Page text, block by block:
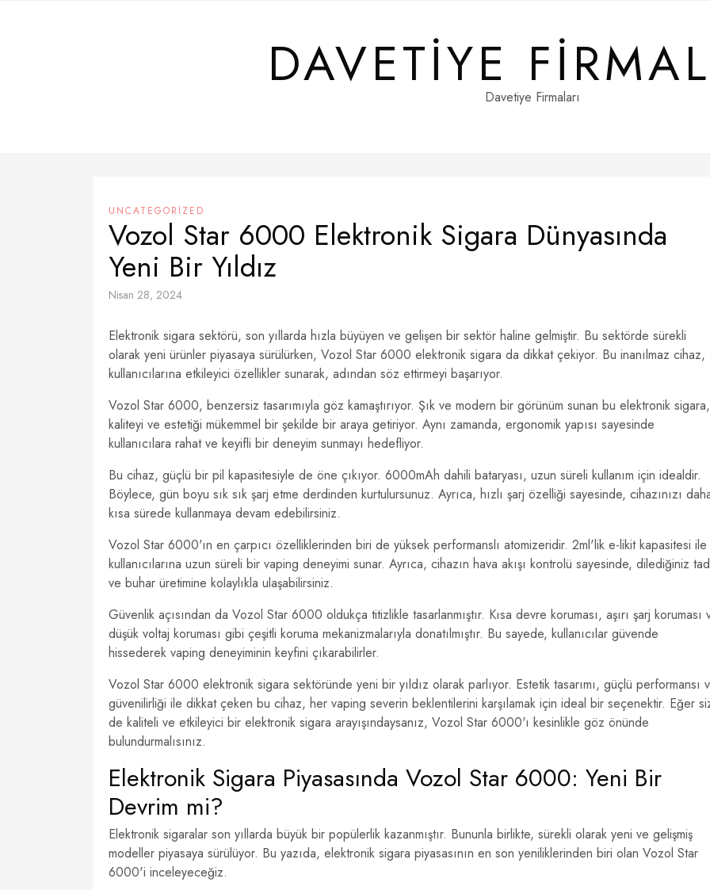
DAVETIYEDavetiye Firmaları
UNCATEGORIZED
Vozol Star 6000 Elektronik Sigara Dünyasında
Yeni Bir Yıldız
Nisan 28, 2024
Elektronik sigara sektörü, son yıllarda hızla büyüyen ve gelişen bir sektör haline gelmiştir. Bu sektörde sürekli
olarak yeni ürünler piyasaya sürülürken, Vozol Star 6000 elektronik sigara da dikkat çekiyor. Bu inanılmaz cihaz,
kullanıcılarına etkileyici özellikler sunarak, adından söz ettirmeyi başarıyor.
Vozol Star 6000, benzersiz tasarımıyla göz kamaştırıyor. Şık ve modern bir görünüm sunan bu elektronik sigara,
kaliteyi ve estetiği mükemmel bir şekilde bir araya getiriyor. Aynı zamanda, ergonomik yapısı sayesinde
kullanıcılara rahat ve keyifli bir deneyim sunmayı hedefliyor.
Bu cihaz, güçlü bir pil kapasitesiyle de öne çıkıyor. 6000mAh dahili bataryası, uzun süreli kullanım için idealdir.
Böylece, gün boyu sık sık şarj etme derdinden kurtulursunuz. Ayrıca, hızlı şarj özelliği sayesinde, cihazınızı
kısa sürede kullanmaya devam edebilirsiniz.
Vozol Star 6000'ın en çarpıcı özelliklerinden biri de yüksek performanslı atomizeridir. 2ml'lik e-likit kapasitesi ile
kullanıcılarına uzun süreli bir vaping deneyimi sunar. Ayrıca, cihazın hava akışı kontrolü sayesinde, dilediğiniz
ve buhar üretimine kolaylıkla ulaşabilirsiniz.
Güvenlik açısından da Vozol Star 6000 oldukça titizlikle tasarlanmıştır. Kısa devre koruması, aşırı şarj koruması
düşük voltaj koruması gibi çeşitli koruma mekanizmalarıyla donatılmıştır. Bu sayede, kullanıcılar güvende
hissederek vaping deneyiminin keyfini çıkarabilirler.
Vozol Star 6000 elektronik sigara sektöründe yeni bir yıldız olarak parlıyor. Estetik tasarımı, güçlü performansı
güvenilirliği ile dikkat çeken bu cihaz, her vaping severin beklentilerini karşılamak için ideal bir seçenektir. Eğer
de kaliteli ve etkileyici bir elektronik sigara arayışındaysanız, Vozol Star 6000'ı kesinlikle göz önünde
bulundurmalısınız.
Elektronik Sigara Piyasasında Vozol Star 6000: Yeni Bir
Devrim mi?
Elektronik sigaralar son yıllarda büyük bir popülerlik kazanmıştır. Bununla birlikte, sürekli olarak yeni ve gelişmiş
modeller piyasaya sürülüyor. Bu yazıda, elektronik sigara piyasasının en son yeniliklerinden biri olan Vozol Star
6000'i inceleyeceğiz.